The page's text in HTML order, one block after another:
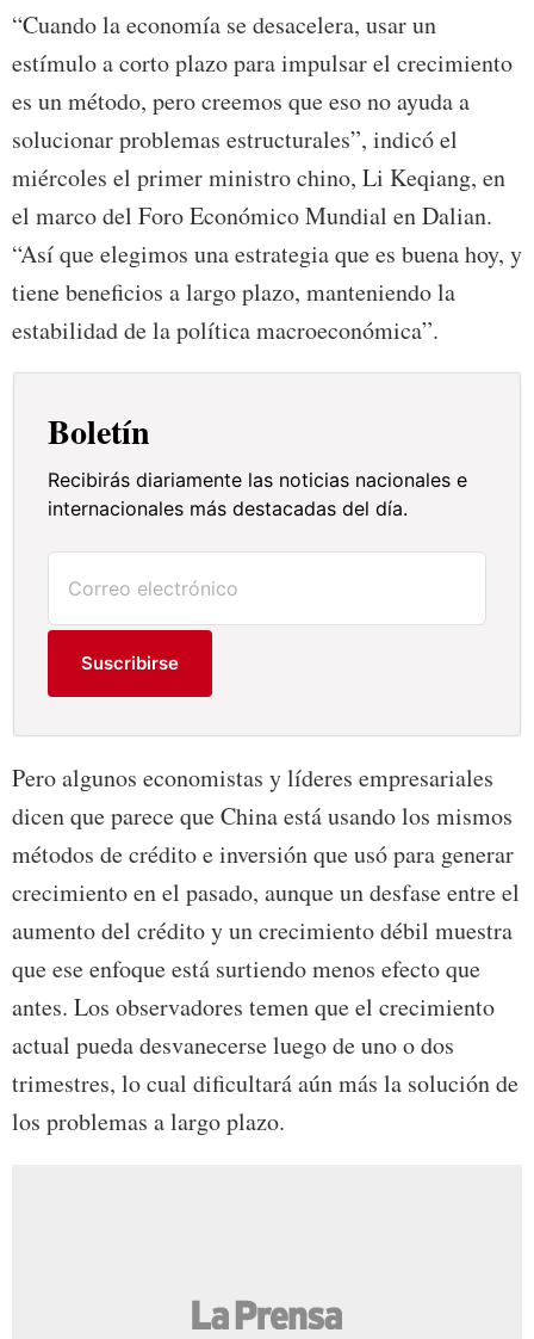
“Cuando la economía se desacelera, usar un
estímulo a corto plazo para impulsar el crecimiento
es un método, pero creemos que eso no ayuda a
solucionar problemas estructurales”, indicó el
miércoles el primer ministro chino, Li Keqiang, en
el marco del Foro Económico Mundial en Dalian.
“Así que elegimos una estrategia que es buena hoy, y
tiene beneficios a largo plazo, manteniendo la
estabilidad de la política macroeconómica”.
Boletín
Recibirás diariamente las noticias nacionales e
internacionales más destacadas del día.
Suscribirse
Pero algunos economistas y líderes empresariales
dicen que parece que China está usando los mismos
métodos de crédito e inversión que usó para generar
crecimiento en el pasado, aunque un desfase entre el
aumento del crédito y un crecimiento débil muestra
que ese enfoque está surtiendo menos efecto que
antes. Los observadores temen que el crecimiento
actual pueda desvanecerse luego de uno o dos
trimestres, lo cual dificultará aún más la solución de
los problemas a largo plazo.